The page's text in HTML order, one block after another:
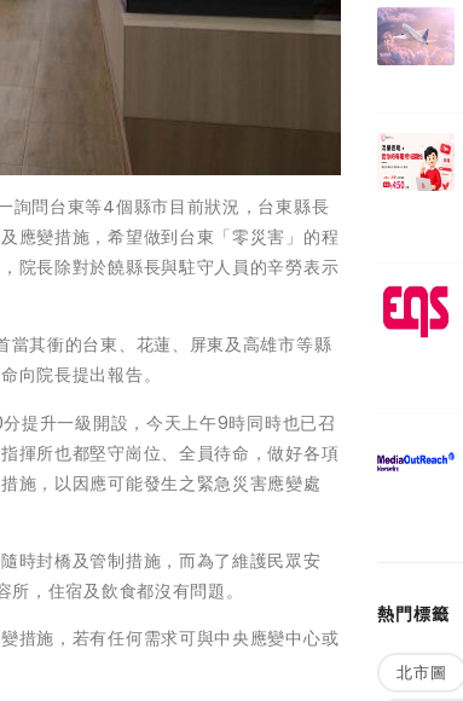
詢問台東等4個縣市目前狀況，台東縣長
應變措施，希望做到台東「零災害」的程
院長除對於饒縣長與駐守人員的辛勞表示
其衝的台東、花蓮、屏東及高雄市等縣
向院長提出報告。
提升一級開設，今天上午9時同時也已召
揮所也都堅守崗位、全員待命，做好各項
施，以因應可能發生之緊急災害應變處
時封橋及管制措施，而為了維護民眾安
，住宿及飲食都沒有問題。
措施，若有任何需求可與中央應變中心或
熱門標籤
北市圖